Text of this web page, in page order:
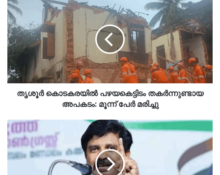
തൃശൂര്‍ കൊടകരയില്‍ പഴയകെട്ടിടം തകര്‍ന്നുണ്ടായ
അപകടം: മൂന്ന് പേര്‍ മരിച്ചു